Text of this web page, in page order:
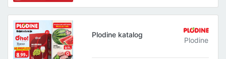
Plodine katalog
Plodine